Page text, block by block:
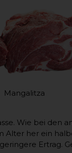
Wie bei den
Alter her ein
Ertrag.